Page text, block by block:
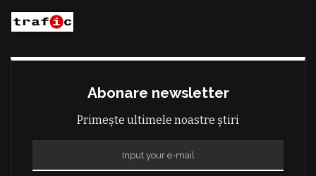
Abonare newsletter
Primește ultimele noastre știri